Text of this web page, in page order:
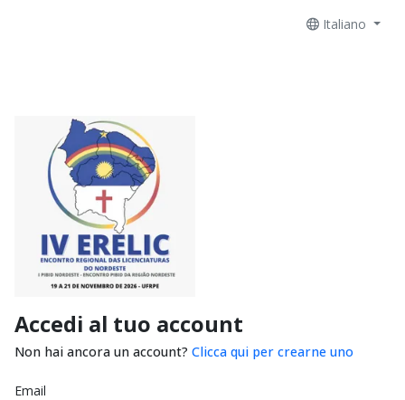
Italiano
Accedi al tuo account
Non hai ancora un account? Clicca qui per crearne uno
Email